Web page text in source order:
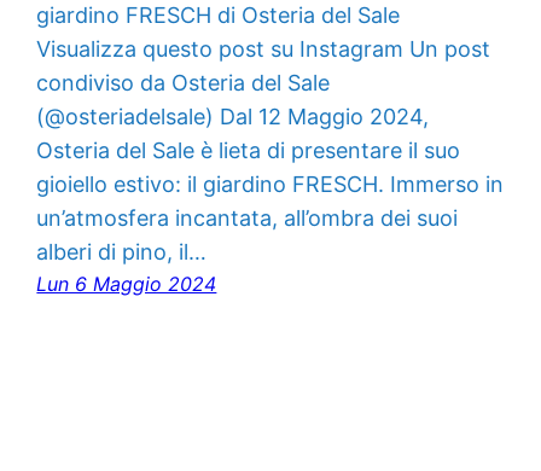
giardino FRESCH di Osteria del Sale
Visualizza questo post su Instagram Un post
condiviso da Osteria del Sale
(@osteriadelsale) Dal 12 Maggio 2024,
Osteria del Sale è lieta di presentare il suo
gioiello estivo: il giardino FRESCH. Immerso in
un’atmosfera incantata, all’ombra dei suoi
alberi di pino, il…
Lun 6 Maggio 2024